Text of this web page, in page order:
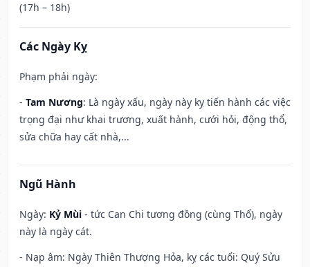
(17h – 18h)
Các Ngày Kỵ
Phạm phải ngày:
- Tam Nương: Là ngày xấu, ngày này kỵ tiến hành các việc
trọng đại như khai trương, xuất hành, cưới hỏi, động thổ,
sửa chữa hay cất nhà,...
Ngũ Hành
Ngày: Kỷ Mùi - tức Can Chi tương đồng (cùng Thổ), ngày
này là ngày cát.
- Nạp âm: Ngày Thiên Thượng Hỏa, kỵ các tuổi: Quý Sửu